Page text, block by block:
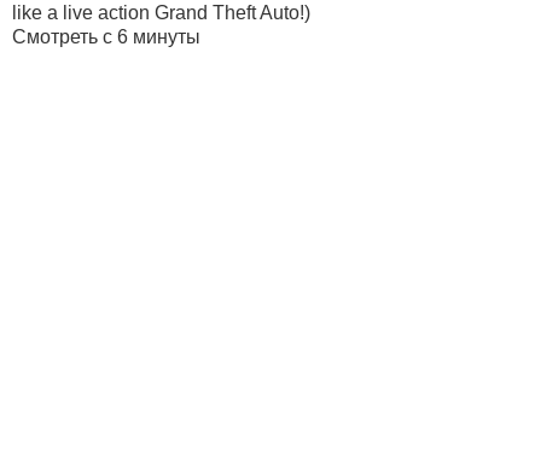
like a live action Grand Theft Auto!)
Смотреть с 6 минуты